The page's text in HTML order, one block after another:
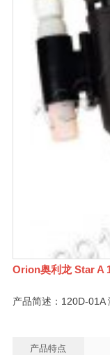
Orion奥利龙 Star A
产品简述：120D-01A
产品特点